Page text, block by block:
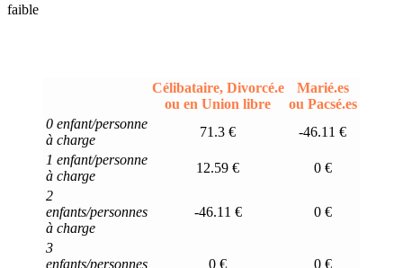
faible
Célibataire, Divorcé.e
ou en Union libre
Marié.es
ou Pacsé.es
0 enfant/personne
à charge
71.3 €
-46.11 €
1 enfant/personne
à charge
12.59 €
0 €
2
enfants/personnes
à charge
-46.11 € 0 €
3
enfants/personnes
0 € 0 €